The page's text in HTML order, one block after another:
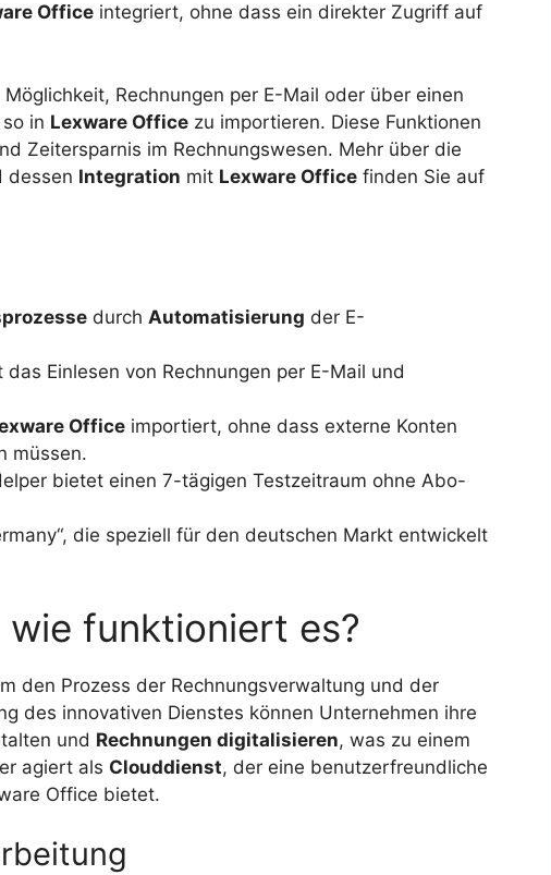
Office integriert, ohne dass ein direkter Zugriff auf
Rechnungen per E-Mail oder über einen
in Lexware Office zu importieren. Diese Funktionen
Zeitersparnis im Rechnungswesen. Mehr über die
dessen Integration mit Lexware Office finden Sie auf
durch Automatisierung der E-
Einlesen von Rechnungen per E-Mail und
Office importiert, ohne dass externe Konten
müssen.
bietet einen 7-tägigen Testzeitraum ohne Abo-
die speziell für den deutschen Markt entwickelt
funktioniert es?
den Prozess der Rechnungsverwaltung und der
des innovativen Dienstes können Unternehmen ihre
und Rechnungen digitalisieren, was zu einem
agiert als Clouddienst, der eine benutzerfreundliche
Office bietet.